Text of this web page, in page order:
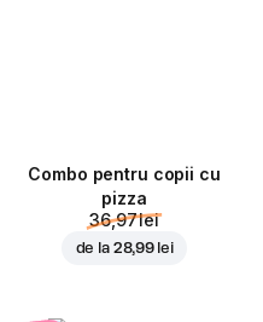
Combo pentru copii cu
pizza
36,97 lei
de la 28,99 lei